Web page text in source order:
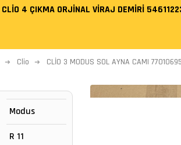
CLİO 4 ÇIKMA ORJİNAL VİRAJ DEMİRİ
Clio CLİO 3 MODUS SOL AYNA CAMI
Modus
R 11